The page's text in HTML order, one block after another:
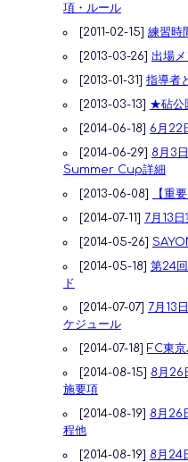
項・ルール
[2011-02-15] 練習時
[2013-03-26] 出場
[2013-01-31] 指導者
[2013-03-13] ★砧公
[2014-06-18] 6月22
[2014-06-29] 8月3
Summer Cup詳細
[2013-06-08]
【重
[2014-07-11] 7月13
[2014-05-26]
[2014-05-18] 第24
ド
[2014-07-07] 7月13
ケジュール
[2014-07-18] FC東
[2014-08-15] 8月26
施要項
[2014-08-19] 8月26
程他
[2014-08-19] 8月24